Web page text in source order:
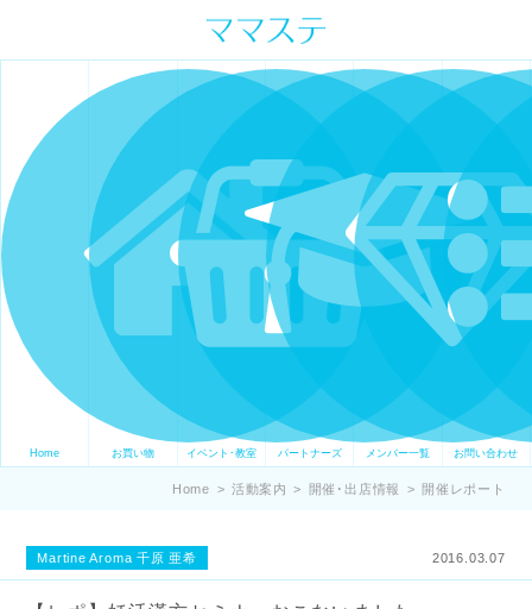
ママの才能発信します。 手づくり
表現ステージ ママステ スキル・セ
ンスを表現したいママが集まって
ます。
Home お買い物 イベント･教室 パートナーズ メンバー一覧 お問い合わせ
Home > 活動案内 > 開催･出店情報 > 開催レポート
Martine Aroma 千原 亜希 2016.03.07